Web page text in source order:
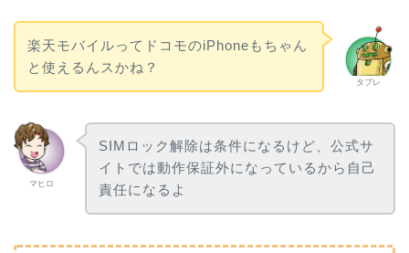
タブレ
楽天モバイルってドコモのiPhoneもちゃん
と使えるんスかね？
マヒロ
SIMロック解除は条件になるけど、公式サ
イトでは動作保証外になっているから自己
責任になるよ